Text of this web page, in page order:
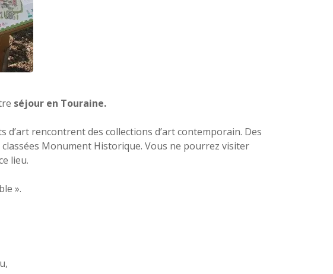
séjour en Touraine.
rencontrent des collections d’art contemporain. Des
Monument Historique. Vous ne pourrez visiter
lieu.
».